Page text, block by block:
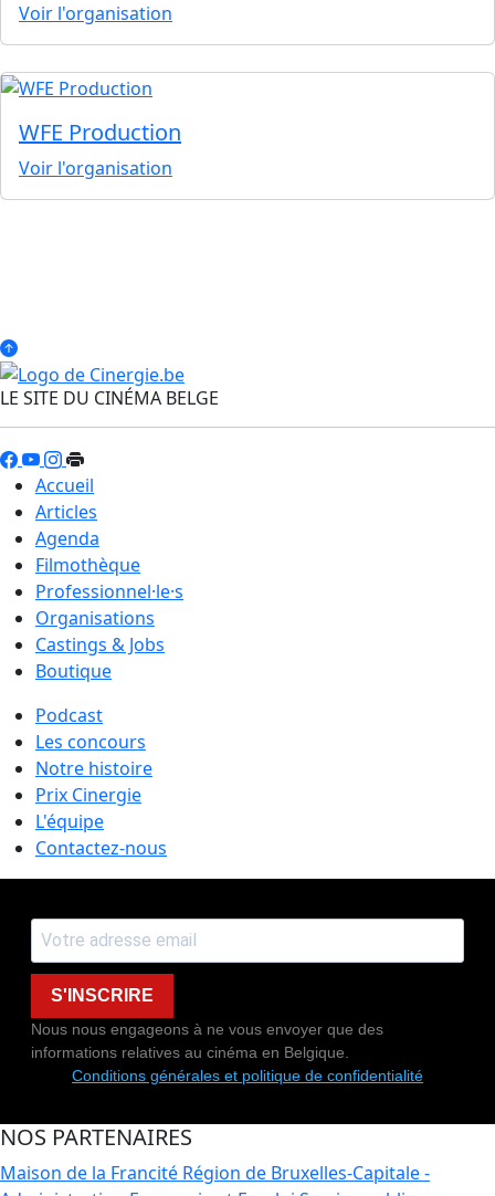
Voir l'organisation
WFE Production
Voir l'organisation
LE SITE DU CINÉMA BELGE
Accueil
Articles
Agenda
Filmothèque
Professionnel·le·s
Organisations
Castings & Jobs
Boutique
Podcast
Les concours
Notre histoire
Prix Cinergie
L'équipe
Contactez-nous
S'INSCRIRE
Nous nous engageons à ne vous envoyer que des
informations relatives au cinéma en Belgique.
Conditions générales et politique de confidentialité
NOS PARTENAIRES
Maison de la Francité Région de Bruxelles-Capitale -